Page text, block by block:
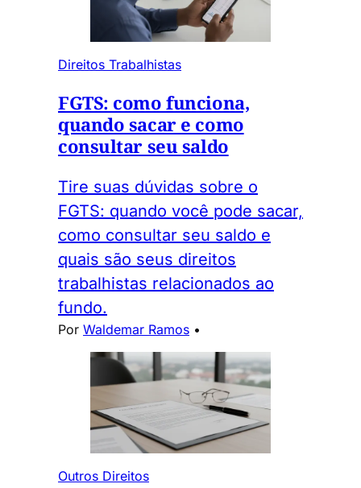
Direitos Trabalhistas
FGTS: como funciona,
quando sacar e como
consultar seu saldo
Tire suas dúvidas sobre o
FGTS: quando você pode sacar,
como consultar seu saldo e
quais são seus direitos
trabalhistas relacionados ao
fundo.
Por Waldemar Ramos •
Outros Direitos